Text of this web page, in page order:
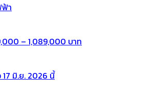
า
– 1,089,000 บาท
มิ.ย. 2026 นี้